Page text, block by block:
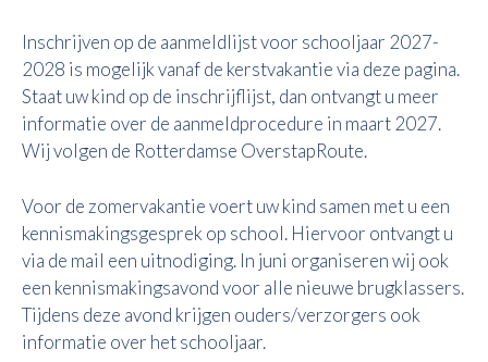
Inschrijven op de aanmeldlijst voor schooljaar 2027-
2028 is mogelijk vanaf de kerstvakantie via deze pagina.
Staat uw kind op de inschrijflijst, dan ontvangt u meer
informatie over de aanmeldprocedure in maart 2027.
Wij volgen de Rotterdamse OverstapRoute.
Voor de zomervakantie voert uw kind samen met u een
kennismakingsgesprek op school. Hiervoor ontvangt u
via de mail een uitnodiging. In juni organiseren wij ook
een kennismakingsavond voor alle nieuwe brugklassers.
Tijdens deze avond krijgen ouders/verzorgers ook
informatie over het schooljaar.